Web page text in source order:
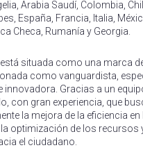
Arabia Saudí, Colombia,
España, Francia, Italia,
Checa, Rumanía y Georgia.
está situada como una marca
como vanguardista,
innovadora. Gracias a un
con gran experiencia, que
la mejora de la eficiencia
optimización de los recursos
el ciudadano.